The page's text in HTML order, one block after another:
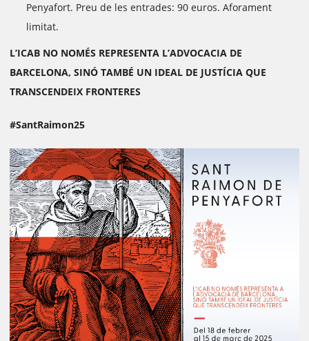
Penyafort. Preu de les entrades: 90 euros. Aforament
limitat.
L’ICAB NO NOMÉS REPRESENTA L’ADVOCACIA DE
BARCELONA, SINÓ TAMBÉ UN IDEAL DE JUSTÍCIA QUE
TRANSCENDEIX FRONTERES
#SantRaimon25